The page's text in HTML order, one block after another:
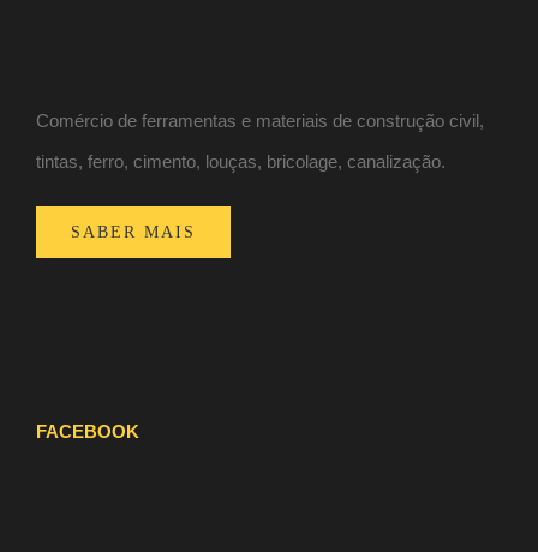
Comércio de ferramentas e materiais de construção civil,
tintas, ferro, cimento, louças, bricolage, canalização.
SABER MAIS
FACEBOOK